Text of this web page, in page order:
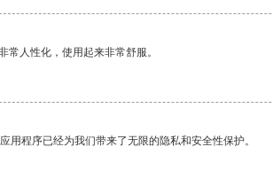
常人性化，使用起来非常舒服。
用程序已经为我们带来了无限的隐私和安全性保护。